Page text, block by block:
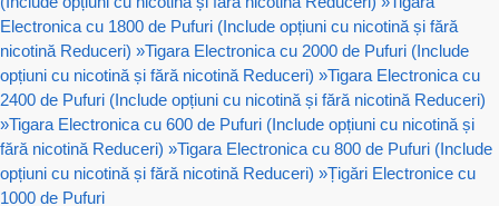
Electronica cu 1800 de Pufuri (Include opțiuni cu nicotină și fără
nicotină Reduceri) »Tigara Electronica cu 2000 de Pufuri (Include
opțiuni cu nicotină și fără nicotină Reduceri) »Tigara Electronica cu
2400 de Pufuri (Include opțiuni cu nicotină și fără nicotină Reduceri)
»Tigara Electronica cu 600 de Pufuri (Include opțiuni cu nicotină și
fără nicotină Reduceri) »Tigara Electronica cu 800 de Pufuri (Include
opțiuni cu nicotină și fără nicotină Reduceri) »Țigări Electronice cu
1000 de Pufuri